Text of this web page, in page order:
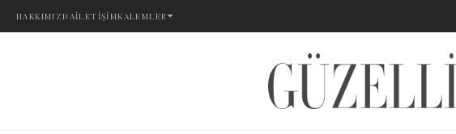
HAKKIMIZDAİLETIŞIMKALEMLER